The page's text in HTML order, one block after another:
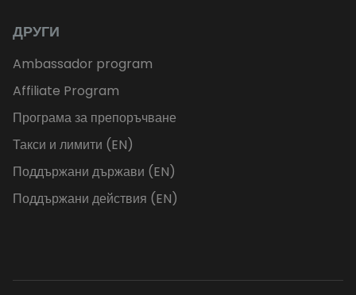
ДРУГИ
Ambassador program
Affiliate Program
Програма за препоръчване
Такси и лимити (EN)
Поддържани държави (EN)
Поддържани действия (EN)